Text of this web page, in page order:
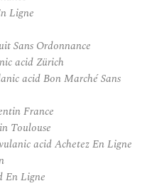
Ligne
Sans Ordonnance
acid Zürich
acid Bon Marché Sans
France
Toulouse
acid Achetez En Ligne
En Ligne